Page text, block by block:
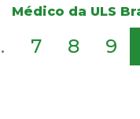
Médico da ULS
7 8 9